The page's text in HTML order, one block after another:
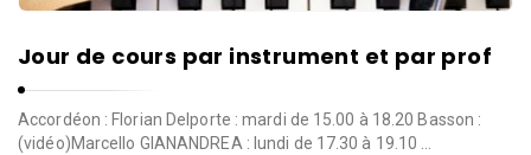
r
e
Jour de cours par instrument et par prof
Accordéon : Florian Delporte : mardi de 15.00 à 18.20 Basson :
(vidéo)Marcello GIANANDREA : lundi de 17.30 à 19.10 …